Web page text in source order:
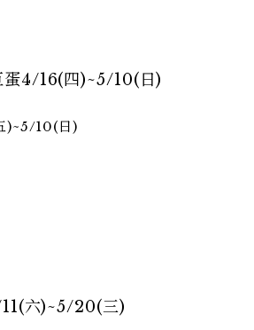
蛋4/16(四)~5/10(日)
)~5/10(日)
六)~5/20(三)